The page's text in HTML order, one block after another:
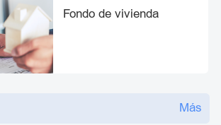
Fondo de vivienda
Más